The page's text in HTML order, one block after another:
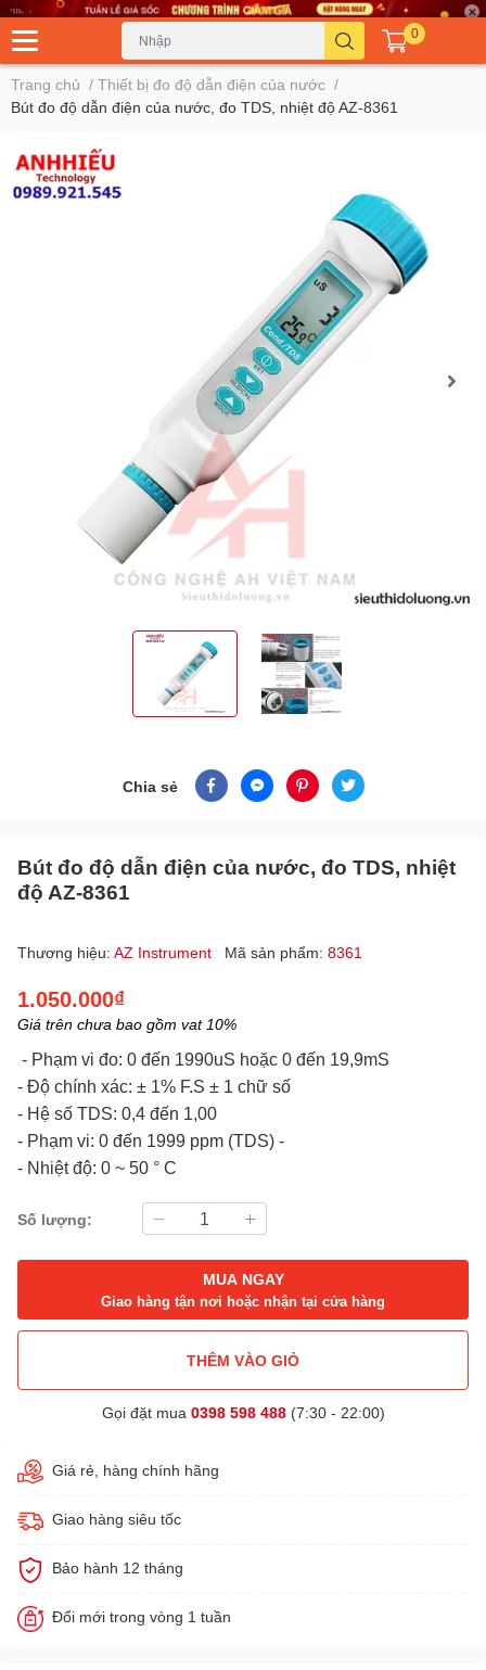
0
Trang chủ / Thiết bị đo độ dẫn điện của nước /
Bút đo độ dẫn điện của nước, đo TDS, nhiệt độ AZ-8361
Chia sẻ
Bút đo độ dẫn điện của nước, đo TDS, nhiệt
độ AZ-8361
Thương hiệu: AZ Instrument Mã sản phẩm: 8361
1.050.000₫
Giá trên chưa bao gồm vat 10%
- Phạm vi đo: 0 đến 1990uS hoặc 0 đến 19,9mS
- Độ chính xác: ± 1% F.S ± 1 chữ số
- Hệ số TDS: 0,4 đến 1,00
- Phạm vi: 0 đến 1999 ppm (TDS) -
- Nhiệt độ: 0 ~ 50 ° C
Số lượng:
MUA NGAY
Giao hàng tận nơi hoặc nhận tại cửa hàng
THÊM VÀO GIỎ
Gọi đặt mua 0398 598 488(7:30 - 22:00)
Giá rẻ, hàng chính hãng
Giao hàng siêu tốc
Bảo hành 12 tháng
Đổi mới trong vòng 1 tuần